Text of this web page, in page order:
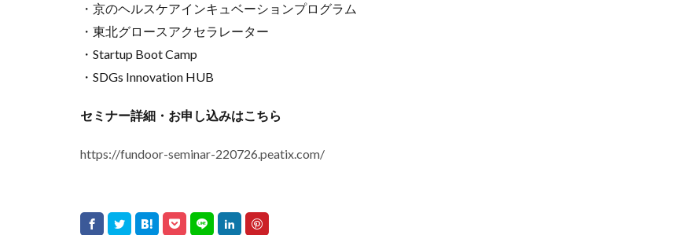
・京のヘルスケアインキュベーションプログラム
・東北グロースアクセラレーター
・Startup Boot Camp
・SDGs Innovation HUB
セミナー詳細・お申し込みはこちら
https://fundoor-seminar-220726.peatix.com/